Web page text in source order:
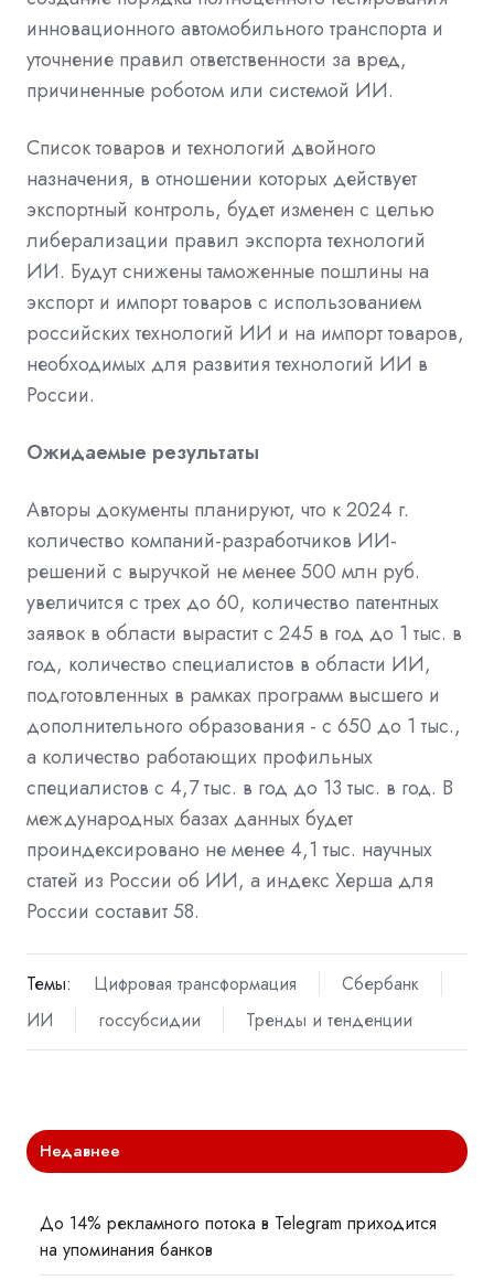
инновационного автомобильного транспорта и
уточнение правил ответственности за вред,
причиненные роботом или системой ИИ.
Список товаров и технологий двойного
назначения, в отношении которых действует
экспортный контроль, будет изменен с целью
либерализации правил экспорта технологий
ИИ. Будут снижены таможенные пошлины на
экспорт и импорт товаров с использованием
российских технологий ИИ и на импорт товаров,
необходимых для развития технологий ИИ в
России.
Ожидаемые результаты
Авторы документы планируют, что к 2024 г.
количество компаний-разработчиков ИИ-
решений с выручкой не менее 500 млн руб.
увеличится с трех до 60, количество патентных
заявок в области вырастит с 245 в год до 1 тыс. в
год, количество специалистов в области ИИ,
подготовленных в рамках программ высшего и
дополнительного образования - с 650 до 1 тыс.,
а количество работающих профильных
специалистов с 4,7 тыс. в год до 13 тыс. в год. В
международных базах данных будет
проиндексировано не менее 4,1 тыс. научных
статей из России об ИИ, а индекс Херша для
России составит 58.
Темы: Цифровая трансформация
Сбербанк
ИИ
госсубсидии Тренды и тенденции
Недавнее
До 14% рекламного потока в Telegram приходится
на упоминания банков